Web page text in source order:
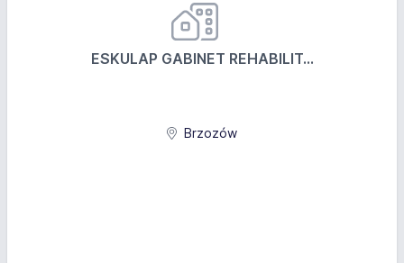
ESKULAP GABINET REHABILIT...
Brzozów